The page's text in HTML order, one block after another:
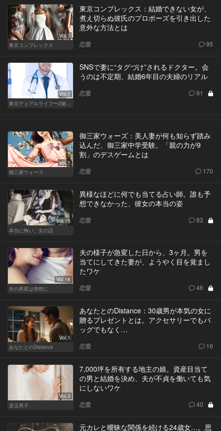
Vol.1
東京コンプレックス
東京コンプレックス：結婚できない女が、
煮え切らぬ彼氏のプロポーズを引き出した
意外な方法とは
恋愛 95
Vol.7
東京デュアルライフ〜2拠点目を選ぶ大人の事情〜
SNSで妻に“タグづけ”されるドクター。会
うのは不定期、結婚6年目の夫婦のリアル
恋愛 91
Vol.1
御三家ウォーズ
御三家ウォーズ：美人妻が何も知らず踏み
込んだ、御三家中学受験。「親の力が9
割」のデスゲームとは
恋愛 170
Vol.15
本当に怖い、女の話
異様なほどに何でも当てる占い師。誰も予
想できなかった、彼女の本当の姿
恋愛 83
Vol.16
夫の異変は突然に
夫の様子が急変した日から、3ヶ月。男を
当てにしてきた妻が、ようやく目を覚まし
たワケ
恋愛 46
Vol.1
あなたとのDistance
あなたとのDistance：30歳男が本気の女に
贈るプレゼントとは。アクセサリーでもバ
ッグでもなく…
恋愛 16
Vol.3
逆玉男子
7,000坪を所有する地主の娘。資産目当て
の男と結婚を決め、夫が不貞を働いても気
にしないワケ
恋愛 40
元カレと曖昧な関係を続ける24歳女…。思